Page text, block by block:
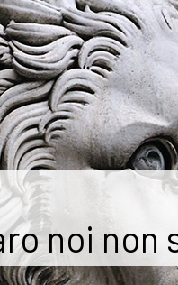
noi non